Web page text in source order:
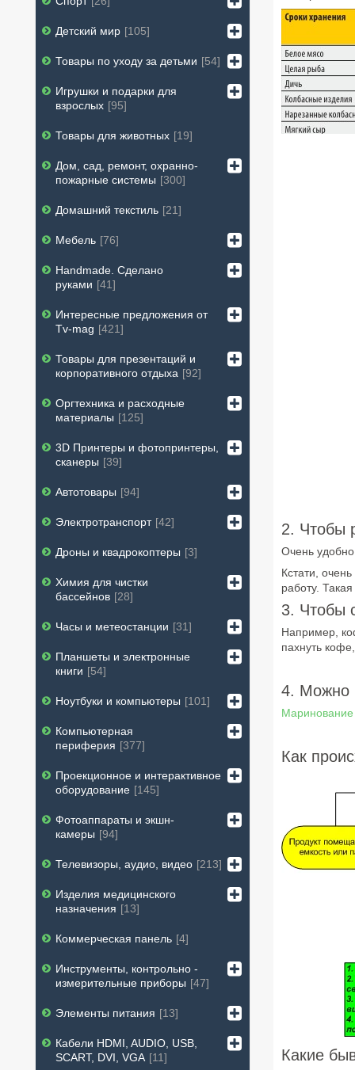
2. Чтобы
Очень
Кстати,
работу.
3. Чтобы
Например,
пахнуть
4. Можно
Маринование
Как
Какие
Детский мир 105
Товары по уходу за детьми 54
Игрушки и подарки для
взрослых 95
Товары для животных 19
Дом, сад, ремонт, охранно-
пожарные системы
300
Домашний текстиль 21
Мебель 76
Handmade. Сделано
руками
41
Интересные предложения от
Tv-mag
421
Товары для презентаций и
корпоративного отдыха 92
Оргтехника и расходные
материалы
125
3D Принтеры и фотопринтеры,
сканеры
39
Автотовары 94
Электротранспорт 42
Дроны и квадрокоптеры 3
Химия для чистки
бассейнов 28
Часы и метеостанции 31
Планшеты и электронные
книги
54
Ноутбуки и компьютеры 101
Компьютерная
периферия
377
Проекционное и интерактивное
оборудование
145
Фотоаппараты и экшн-
камеры
94
Телевизоры, аудио, видео 213
Изделия медицинского
назначения
13
Коммерческая панель 4
Инструменты, контрольно -
измерительные приборы
47
Элементы питания 13
Кабели HDMI, AUDIO, USB,
SCART, DVI, VGA
11